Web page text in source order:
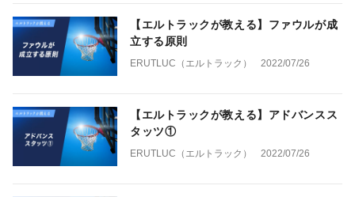
【エルトラックが教える】ファウルが成
立する原則
ERUTLUC（エルトラック） 2022/07/26
【エルトラックが教える】アドバンスス
タッツ①
ERUTLUC（エルトラック） 2022/07/26